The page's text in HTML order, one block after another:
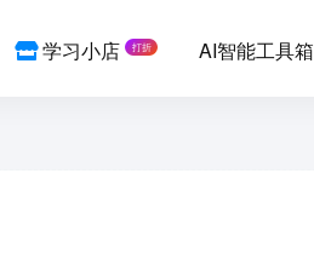
学习小店 打折 AI智能工具箱